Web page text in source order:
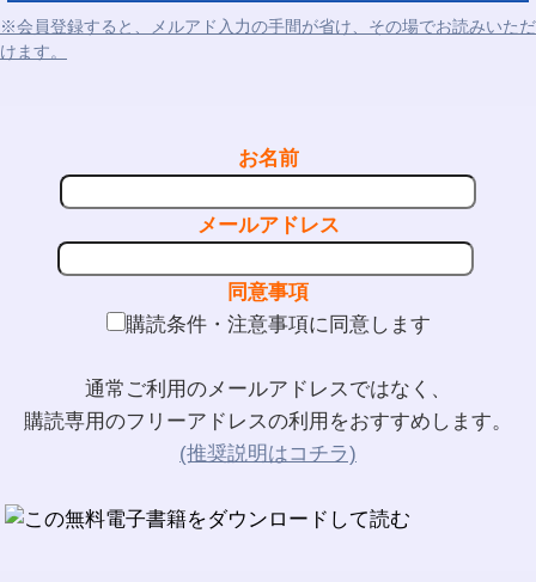
※会員登録すると、メルアド入力の手間が省け、その場でお読みいただ
けます。
お名前
メールアドレス
同意事項
購読条件・注意事項に同意します
通常ご利用のメールアドレスではなく、
購読専用のフリーアドレスの利用をおすすめします。
(推奨説明はコチラ)